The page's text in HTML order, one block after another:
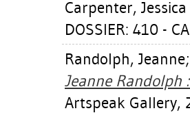
Carpenter, Jessica
DOSSIER: 410 -
Randolph, Jeanne
Jeanne Randolph
Artspeak Gallery,